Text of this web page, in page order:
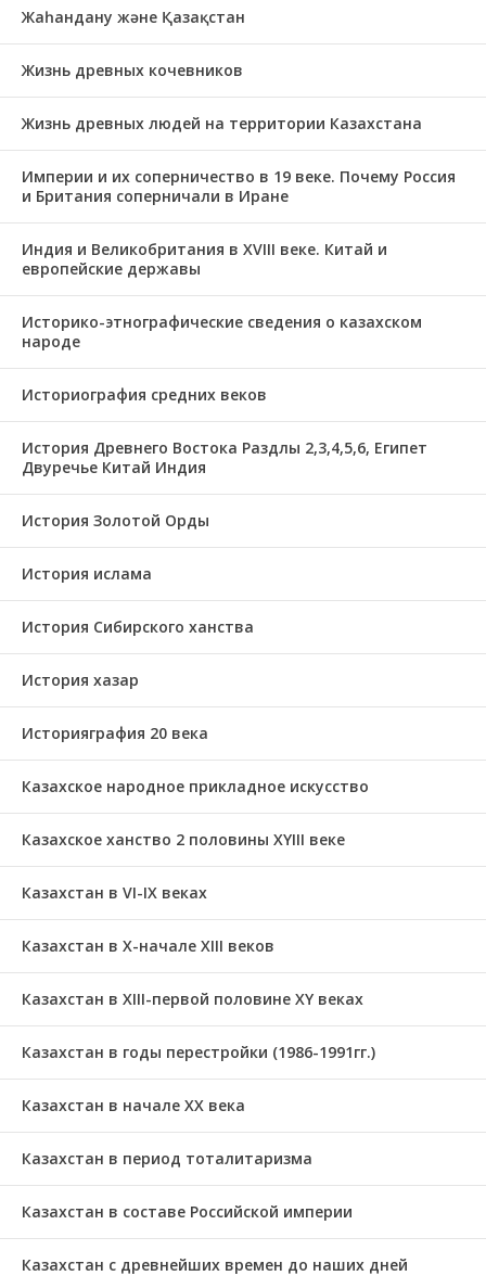
Жаһандану және Қазақстан
Жизнь древных кочевников
Жизнь древных людей на территории Казахстана
Империи и их соперничество в 19 веке. Почему Россия
и Британия соперничали в Иране
Индия и Великобритания в XVIII веке. Китай и
европейские державы
Историко-этнографические сведения о казахском
народе
Историография средних веков
История Древнего Востока Раздлы 2,3,4,5,6, Египет
Двуречье Китай Индия
История Золотой Орды
История ислама
История Сибирского ханства
История хазар
Историяграфия 20 века
Казахское народное прикладное искусство
Казахское ханство 2 половины ХҮІІІ веке
Казахстан в VI-IX веках
Казахстан в X-начале XIII веков
Казахстан в XIII-первой половине ХҮ веках
Казахстан в годы перестройки (1986-1991гг.)
Казахстан в начале ХХ века
Казахстан в период тоталитаризма
Казахстан в составе Российской империи
Казахстан с древнейших времен до наших дней